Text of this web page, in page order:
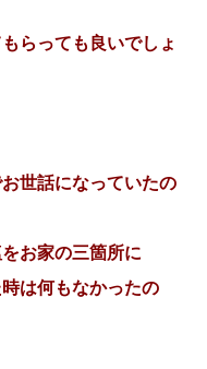
らっても良いでしょ
世話になっていたの
お家の三箇所に
は何もなかったの